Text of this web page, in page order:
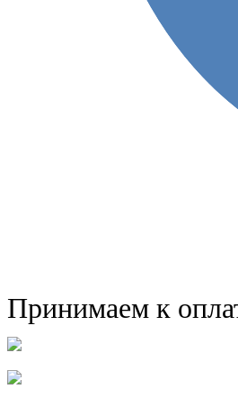
Принимаем к